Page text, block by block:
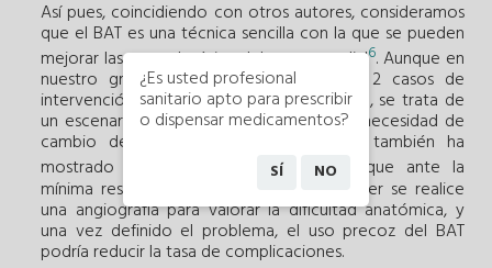
Así pues, coincidiendo con otros autores, consideramos
que el BAT es una técnica sencilla con la que se pueden
mejorar las tasas de éxito del acceso radial6. Aunque en
nuestro grupo de pacientes solo hubo 2 casos de
intervención coronaria percutánea primaria, se trata de
un escenario especialmente sensible a la necesidad de
cambio de acceso en el que el BAT también ha
mostrado su eficacia
. Es fundamental que ante la
mínima resistencia en el avance del catéter se realice
una angiografía para valorar la dificultad anatómica, y
una vez definido el problema, el uso precoz del BAT
podría reducir la tasa de complicaciones.
¿Es usted profesional
sanitario apto para prescribir
o dispensar medicamentos?
SÍ NO